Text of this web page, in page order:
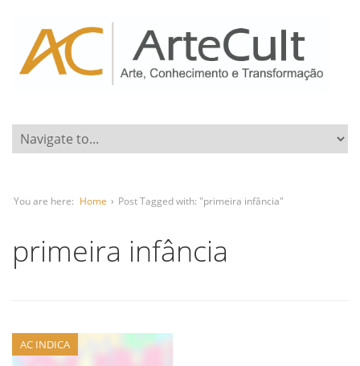
You are here: Home › Post Tagged with: "primeira infância"
primeira infância
AC INDICA